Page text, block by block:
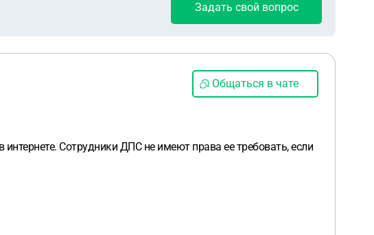
Задать свой вопрос
Общаться в чате
Сотрудники ДПС не имеют права ее требовать, если